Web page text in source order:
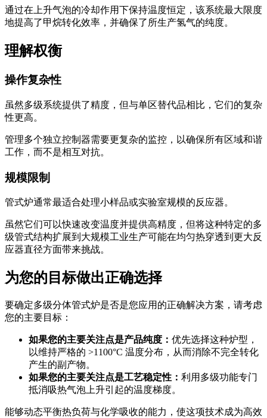
通过在上升气泡的冷却作用下保持温度恒定，该系统最大限度
地提高了甲烷转化效率，并确保了所生产氢气的纯度。
理解权衡
操作复杂性
虽然多级系统提供了精度，但与单区替代品相比，它们的复杂
性更高。
管理多个独立控制器需要更复杂的监控，以确保所有区域和谐
工作，而不是相互对抗。
规模限制
管式炉通常最适合处理小样品或实验室规模的反应器。
虽然它们可以快速改变温度并提供高精度，但将这种特定的多
级管式结构扩展到大规模工业生产可能在均匀热穿透到更大反
应器直径方面带来挑战。
为您的目标做出正确选择
要确定多级分体管式炉是否是您应用的正确解决方案，请考虑
您的主要目标：
如果您的主要关注点是产品纯度： 优先选择这种炉型，
以维持严格的 >1100°C 温度分布，从而消除不完全转化
产生的副产物。
如果您的主要关注点是工艺稳定性： 利用多级功能专门
抵消吸热气泡上升引起的温度梯度。
能够动态平衡热负荷与化学吸收的能力，使这项技术成为高效